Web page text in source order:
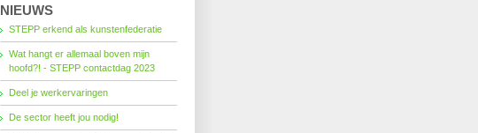
NIEUWS
STEPP erkend als kunstenfederatie
Wat hangt er allemaal boven mijn
hoofd?! - STEPP contactdag 2023
Deel je werkervaringen
De sector heeft jou nodig!